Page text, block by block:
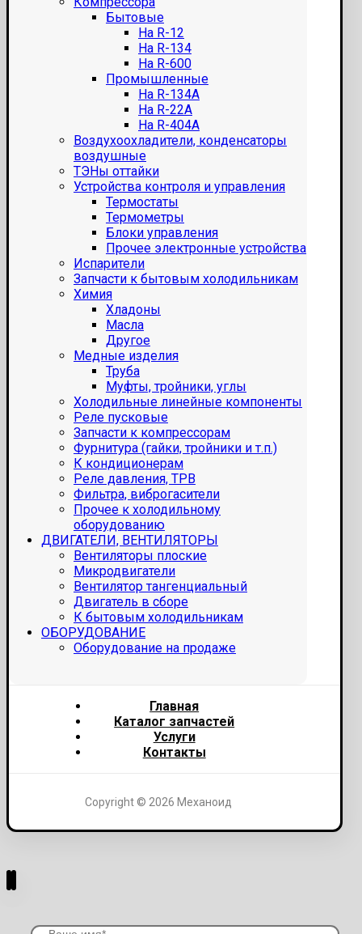
Бытовые
На R-12
На R-134
На R-600
Промышленные
На R-134A
На R-22A
На R-404A
Воздухоохладители, конденсаторы
воздушные
ТЭНы оттайки
Устройства контроля и управления
Термостаты
Термометры
Блоки управления
Прочее электронные устройства
Испарители
Запчасти к бытовым холодильникам
Химия
Хладоны
Масла
Другое
Медные изделия
Труба
Муфты, тройники, углы
Холодильные линейные компоненты
Реле пусковые
Запчасти к компрессорам
Фурнитура (гайки, тройники и т.п.)
К кондиционерам
Реле давления, ТРВ
Фильтра, виброгасители
Прочее к холодильному
оборудованию
ДВИГАТЕЛИ, ВЕНТИЛЯТОРЫ
Вентиляторы плоские
Микродвигатели
Вентилятор тангенциальный
Двигатель в сборе
К бытовым холодильникам
ОБОРУДОВАНИЕ
Оборудование на продаже
Главная
Каталог запчастей
Услуги
Контакты
Copyright © 2026 Механоид